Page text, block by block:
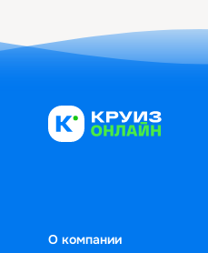
О компании